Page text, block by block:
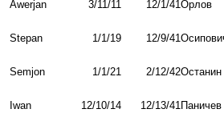
Awerjan 3/11/11 12/1/41Орлов
Stepan 1/1/19 12/9/41
Semjon 1/1/21 2/12/42Останин
Iwan 12/10/14 12/13/41Паничев